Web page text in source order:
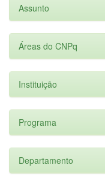
Assunto
Áreas do CNPq
Instituição
Programa
Departamento